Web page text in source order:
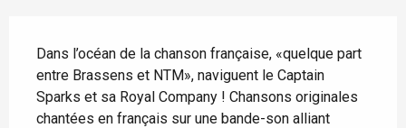
Dans l’océan de la chanson française, «quelque part
entre Brassens et NTM», naviguent le Captain
Sparks et sa Royal Company ! Chansons originales
chantées en français sur une bande-son alliant